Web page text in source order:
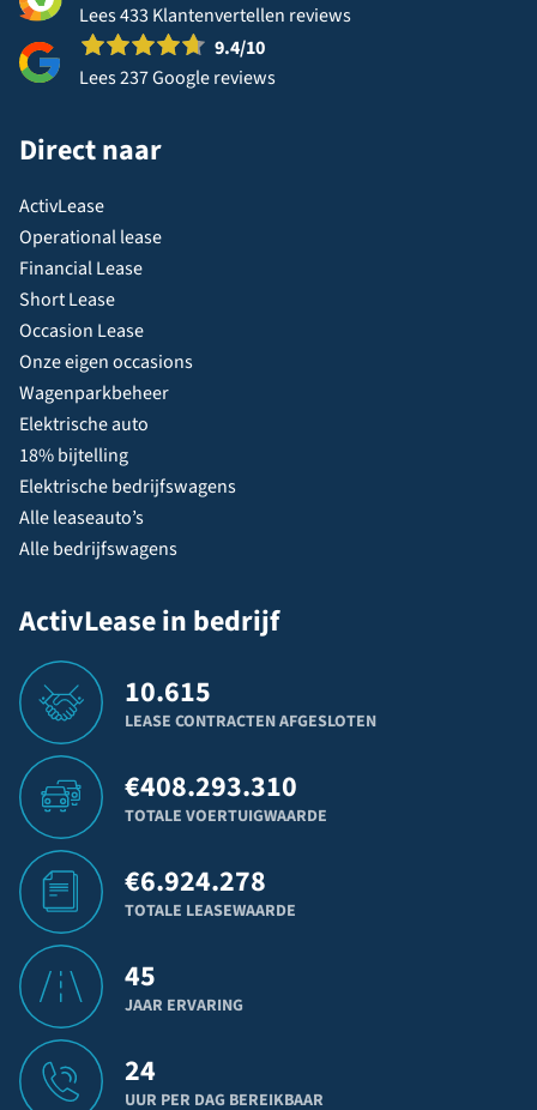
Lees 433 Klantenvertellen reviews
9.4/10
Lees 237 Google reviews
Direct naar
ActivLease
Operational lease
Financial Lease
Short Lease
Occasion Lease
Onze eigen occasions
Wagenparkbeheer
Elektrische auto
18% bijtelling
Elektrische bedrijfswagens
Alle leaseauto’s
Alle bedrijfswagens
ActivLease in bedrijf
10.615
LEASE CONTRACTEN AFGESLOTEN
€408.293.310
TOTALE VOERTUIGWAARDE
€6.924.278
TOTALE LEASEWAARDE
45
JAAR ERVARING
24
UUR PER DAG BEREIKBAAR